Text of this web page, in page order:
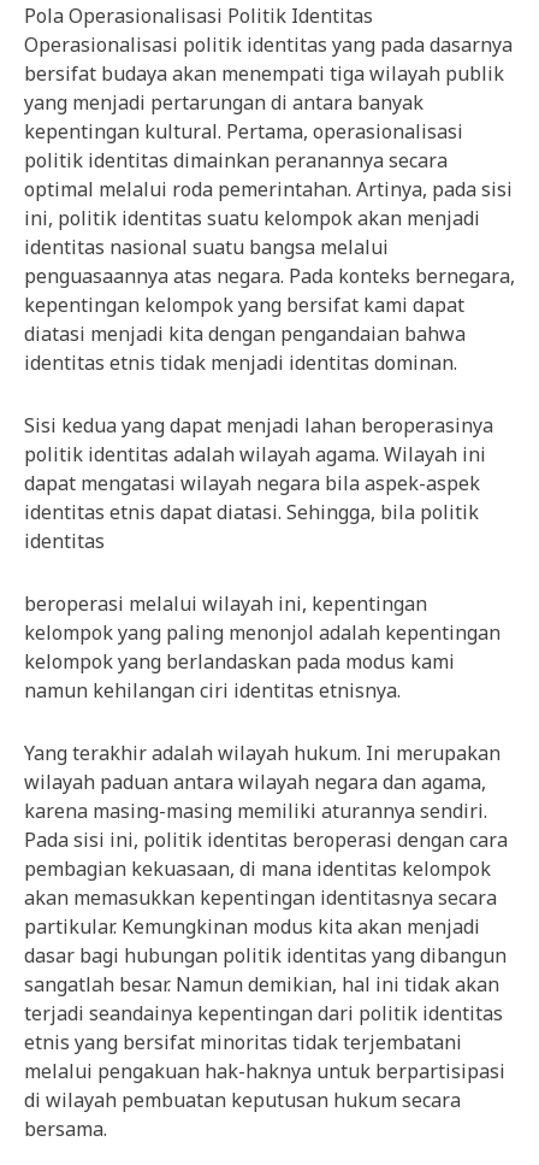
Pola Operasionalisasi Politik Identitas
Operasionalisasi politik identitas yang pada dasarnya
bersifat budaya akan menempati tiga wilayah publik
yang menjadi pertarungan di antara banyak
kepentingan kultural. Pertama, operasionalisasi
politik identitas dimainkan peranannya secara
optimal melalui roda pemerintahan. Artinya, pada sisi
ini, politik identitas suatu kelompok akan menjadi
identitas nasional suatu bangsa melalui
penguasaannya atas negara. Pada konteks bernegara,
kepentingan kelompok yang bersifat kami dapat
diatasi menjadi kita dengan pengandaian bahwa
identitas etnis tidak menjadi identitas dominan.
Sisi kedua yang dapat menjadi lahan beroperasinya
politik identitas adalah wilayah agama. Wilayah ini
dapat mengatasi wilayah negara bila aspek-aspek
identitas etnis dapat diatasi. Sehingga, bila politik
identitas
beroperasi melalui wilayah ini, kepentingan
kelompok yang paling menonjol adalah kepentingan
kelompok yang berlandaskan pada modus kami
namun kehilangan ciri identitas etnisnya.
Yang terakhir adalah wilayah hukum. Ini merupakan
wilayah paduan antara wilayah negara dan agama,
karena masing-masing memiliki aturannya sendiri.
Pada sisi ini, politik identitas beroperasi dengan cara
pembagian kekuasaan, di mana identitas kelompok
akan memasukkan kepentingan identitasnya secara
partikular. Kemungkinan modus kita akan menjadi
dasar bagi hubungan politik identitas yang dibangun
sangatlah besar. Namun demikian, hal ini tidak akan
terjadi seandainya kepentingan dari politik identitas
etnis yang bersifat minoritas tidak terjembatani
melalui pengakuan hak-haknya untuk berpartisipasi
di wilayah pembuatan keputusan hukum secara
bersama.